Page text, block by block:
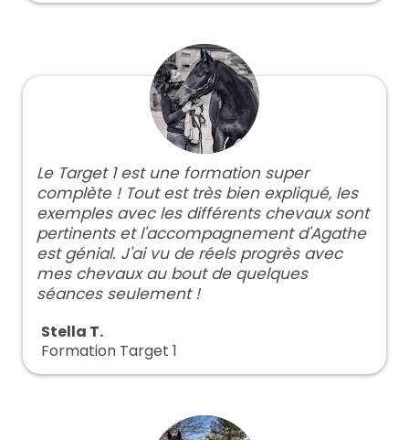
Le Target 1 est une formation super
complète ! Tout est très bien expliqué, les
exemples avec les différents chevaux sont
pertinents et l'accompagnement d'Agathe
est génial. J'ai vu de réels progrès avec
mes chevaux au bout de quelques
séances seulement !
Stella T.
Formation Target 1